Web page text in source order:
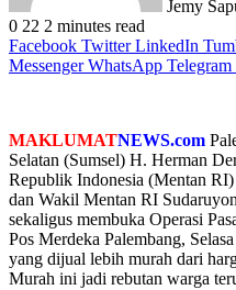
Jemy
0 22 2 minutes read
Facebook Twitter LinkedIn
Messenger WhatsApp Telegram
MAKLUMATNEWS.com
Selatan (Sumsel) H. Herman
Republik Indonesia (Mentan
dan Wakil Mentan RI
sekaligus membuka Operasi
Pos Merdeka Palembang,
yang dijual lebih murah dari
Murah ini jadi rebutan warga